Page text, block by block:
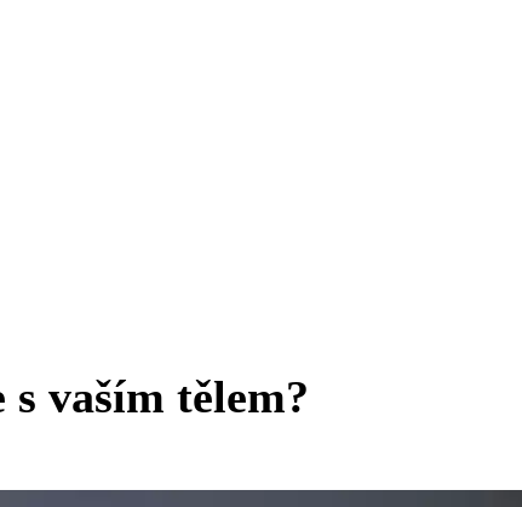
vaším tělem?